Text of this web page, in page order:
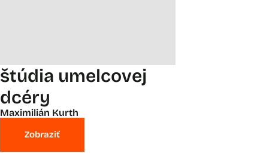
štúdia umelcovej
dcéry
Maximilián Kurth
Zobraziť